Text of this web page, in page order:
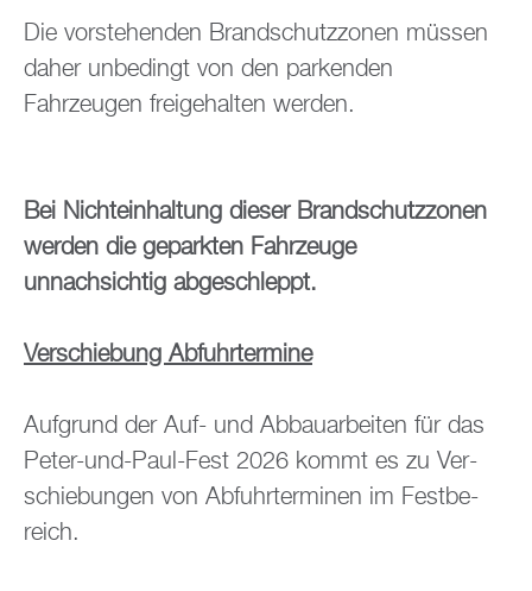
Die vor­ste­hen­den Brand­schutz­zo­nen müs­sen
daher un­be­dingt von den par­ken­den
Fahr­zeu­gen frei­ge­hal­ten wer­den.
Bei Nicht­ein­hal­tung die­ser Brand­schutz­zo­nen
wer­den die ge­park­ten Fahr­zeu­ge
un­nach­sich­tig ab­ge­schleppt.
Ver­schie­bung Ab­fuhr­ter­mi­ne
Auf­grund der Auf- und Ab­bau­ar­bei­ten für das
Peter-und-Paul-Fest 2026 kommt es zu Ver­
schie­bun­gen von Ab­fuhr­ter­mi­nen im Fest­be­
reich.